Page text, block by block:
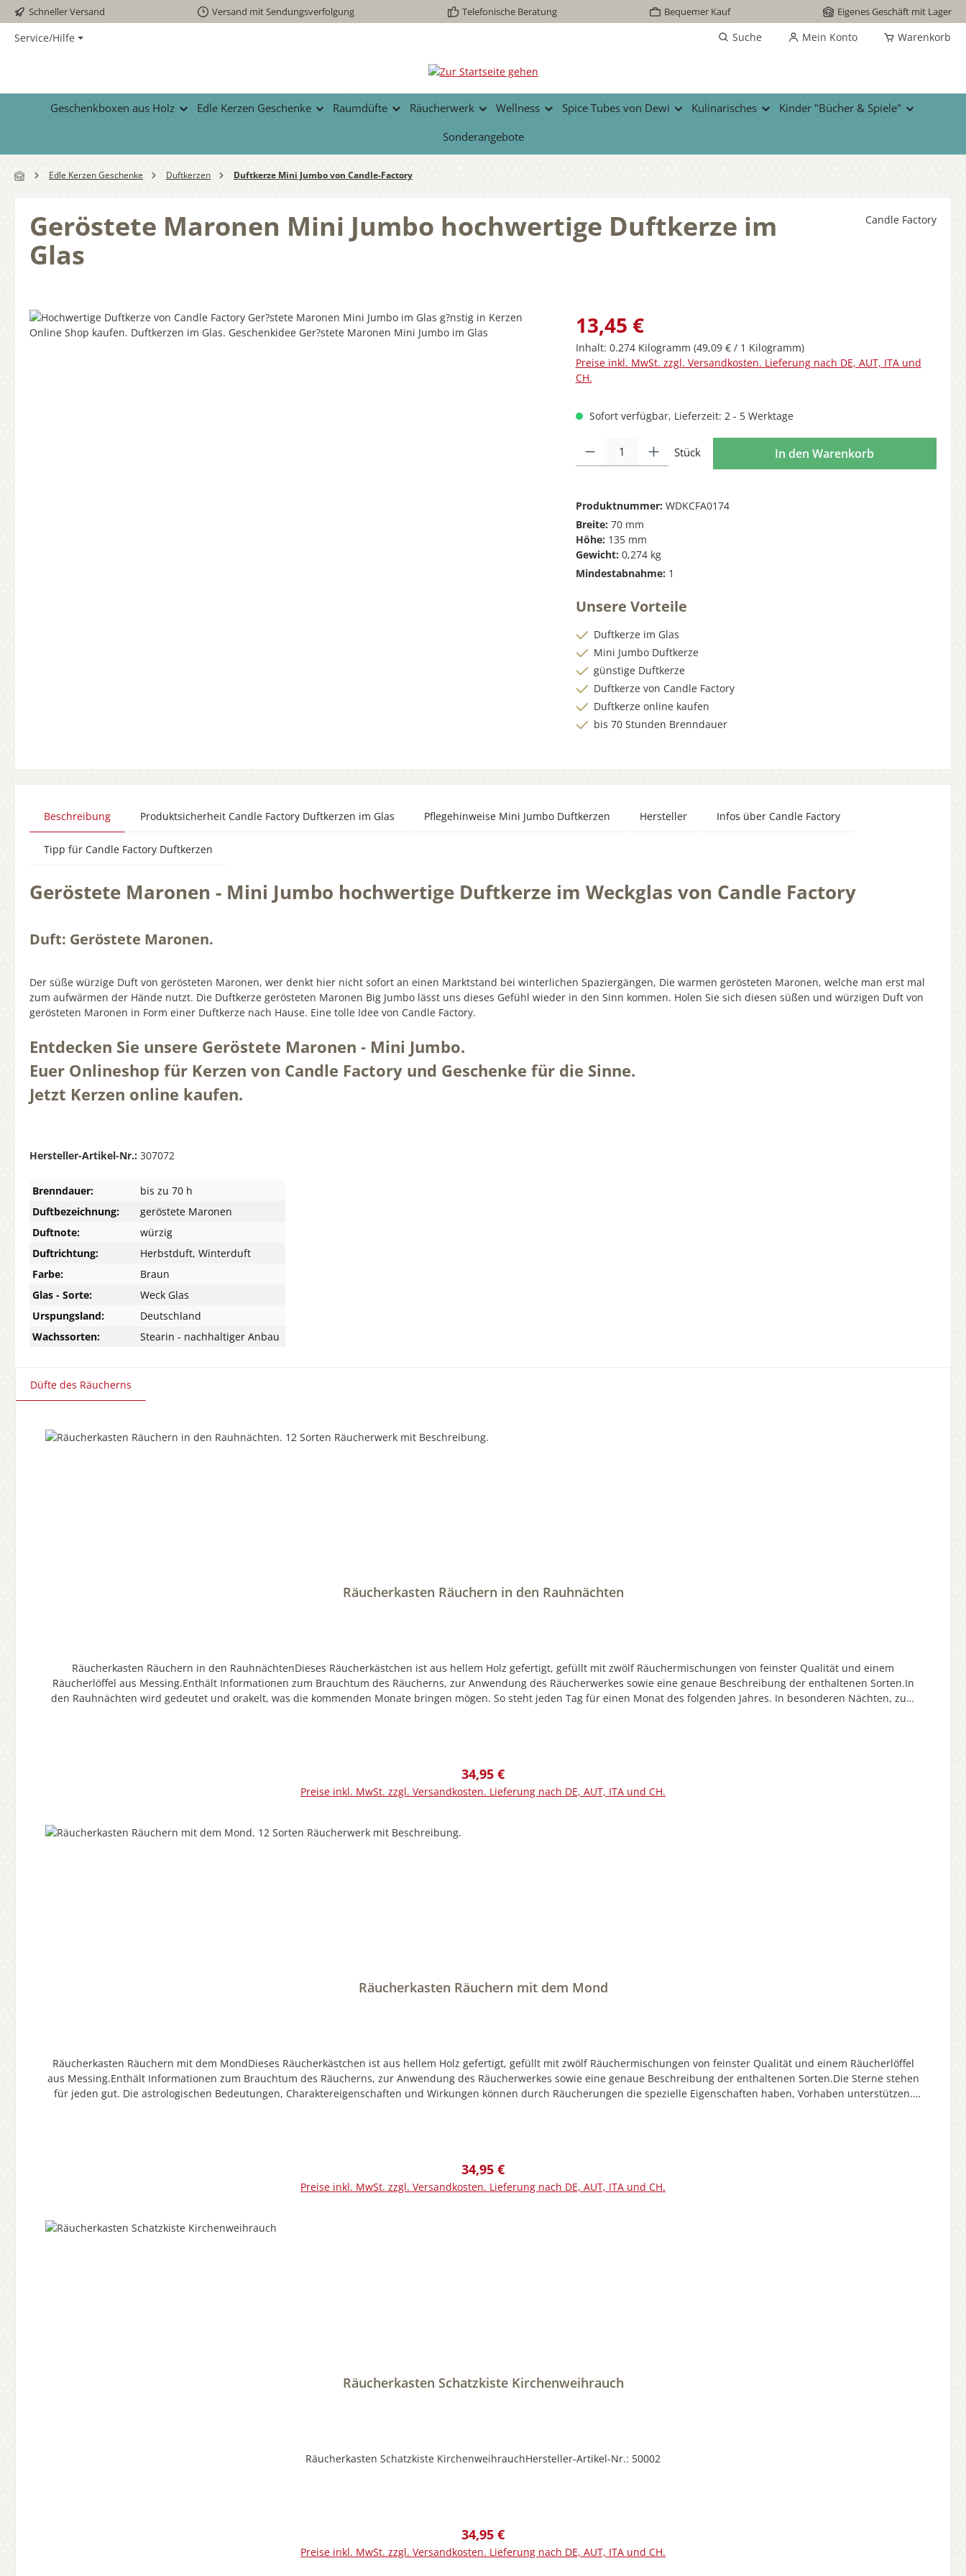
Hauptinhalt springen
Zur Suche springen
Zur Hauptnavigation springen
Schneller Versand Versand mit Sendungsverfolgung Telefonische Beratung Bequemer Kauf Eigenes Geschäft mit Lager
Service/Hilfe Suche Mein Konto Warenkorb
Geschenkboxen aus Holz Edle Kerzen Geschenke Raumdüfte Räucherwerk Wellness Spice Tubes von Dewi Kulinarisches
Kinder "Bücher & Spiele"
Sonderangebote
Edle Kerzen Geschenke Duftkerzen Duftkerze Mini Jumbo von Candle-Factory
Geröstete Maronen Mini Jumbo hochwertige Duftkerze im
Glas
Candle Factory
Bildergalerie überspringen Regulärer Preis:
13,45 €
Inhalt: 0.274 Kilogramm (49,09 € / 1 Kilogramm)
Preise inkl. MwSt. zzgl. Versandkosten. Lieferung nach DE, AUT, ITA und
CH.
Sofort verfügbar, Lieferzeit: 2 - 5 Werktage
Produkt Anzahl: Gib den gewünschten Wert ein oder benutze die
Stück In den Warenkorb
Produktnummer: WDKCFA0174
Breite: 70 mm
Höhe: 135 mm
Gewicht: 0,274 kg
Mindestabnahme: 1
Unsere Vorteile
Duftkerze im Glas
Mini Jumbo Duftkerze
günstige Duftkerze
Duftkerze von Candle Factory
Duftkerze online kaufen
bis 70 Stunden Brenndauer
Beschreibung Produktsicherheit Candle Factory Duftkerzen im Glas Pflegehinweise Mini Jumbo Duftkerzen Hersteller Infos über Candle Factory
Tipp für Candle Factory Duftkerzen
Geröstete Maronen - Mini Jumbo hochwertige Duftkerze im Weckglas von Candle Factory
Duft: Geröstete Maronen.
Der süße würzige Duft von gerösteten Maronen, wer denkt hier nicht sofort an einen Marktstand bei winterlichen Spaziergängen, Die warmen gerösteten Maronen, welche man erst mal
zum aufwärmen der Hände nutzt. Die Duftkerze gerösteten Maronen Big Jumbo lässt uns dieses Gefühl wieder in den Sinn kommen. Holen Sie sich diesen süßen und würzigen Duft von
gerösteten Maronen in Form einer Duftkerze nach Hause. Eine tolle Idee von Candle Factory.
Entdecken Sie unsere Geröstete Maronen - Mini Jumbo.
Euer Onlineshop für Kerzen von Candle Factory und Geschenke für die Sinne.
Jetzt Kerzen online kaufen.
Hersteller-Artikel-Nr.: 307072
Brenndauer:
bis zu 70 h
Duftbezeichnung:
geröstete Maronen
Duftnote:
würzig
Duftrichtung:
Herbstduft, Winterduft
Farbe:
Braun
Glas - Sorte:
Weck Glas
Urspungsland:
Deutschland
Wachssorten:
Stearin - nachhaltiger Anbau
Düfte des Räucherns
Räucherkasten Räuchern in den Rauhnächten
Räucherkasten Räuchern in den RauhnächtenDieses Räucherkästchen ist aus hellem Holz gefertigt, gefüllt mit zwölf Räuchermischungen von feinster Qualität und einem
Räucherlöffel aus Messing.Enthält Informationen zum Brauchtum des Räucherns, zur Anwendung des Räucherwerkes sowie eine genaue Beschreibung der enthaltenen Sorten.In
den Rauhnächten wird gedeutet und orakelt, was die kommenden Monate bringen mögen. So steht jeden Tag für einen Monat des folgenden Jahres. In besonderen Nächten, zum
Regulärer Preis:
34,95 €
Preise inkl. MwSt. zzgl. Versandkosten. Lieferung nach DE, AUT, ITA und CH.
Räucherkasten Räuchern mit dem Mond
Räucherkasten Räuchern mit dem MondDieses Räucherkästchen ist aus hellem Holz gefertigt, gefüllt mit zwölf Räuchermischungen von feinster Qualität und einem Räucherlöffel
aus Messing.Enthält Informationen zum Brauchtum des Räucherns, zur Anwendung des Räucherwerkes sowie eine genaue Beschreibung der enthaltenen Sorten.Die Sterne stehen
für jeden gut. Die astrologischen Bedeutungen, Charaktereigenschaften und Wirkungen können durch Räucherungen die spezielle Eigenschaften haben, Vorhaben unterstützen.
Regulärer Preis:
34,95 €
Preise inkl. MwSt. zzgl. Versandkosten. Lieferung nach DE, AUT, ITA und CH.
Räucherkasten Schatzkiste Kirchenweihrauch
Räucherkasten Schatzkiste KirchenweihrauchHersteller-Artikel-Nr.: 50002
Regulärer Preis:
34,95 €
Preise inkl. MwSt. zzgl. Versandkosten. Lieferung nach DE, AUT, ITA und CH.